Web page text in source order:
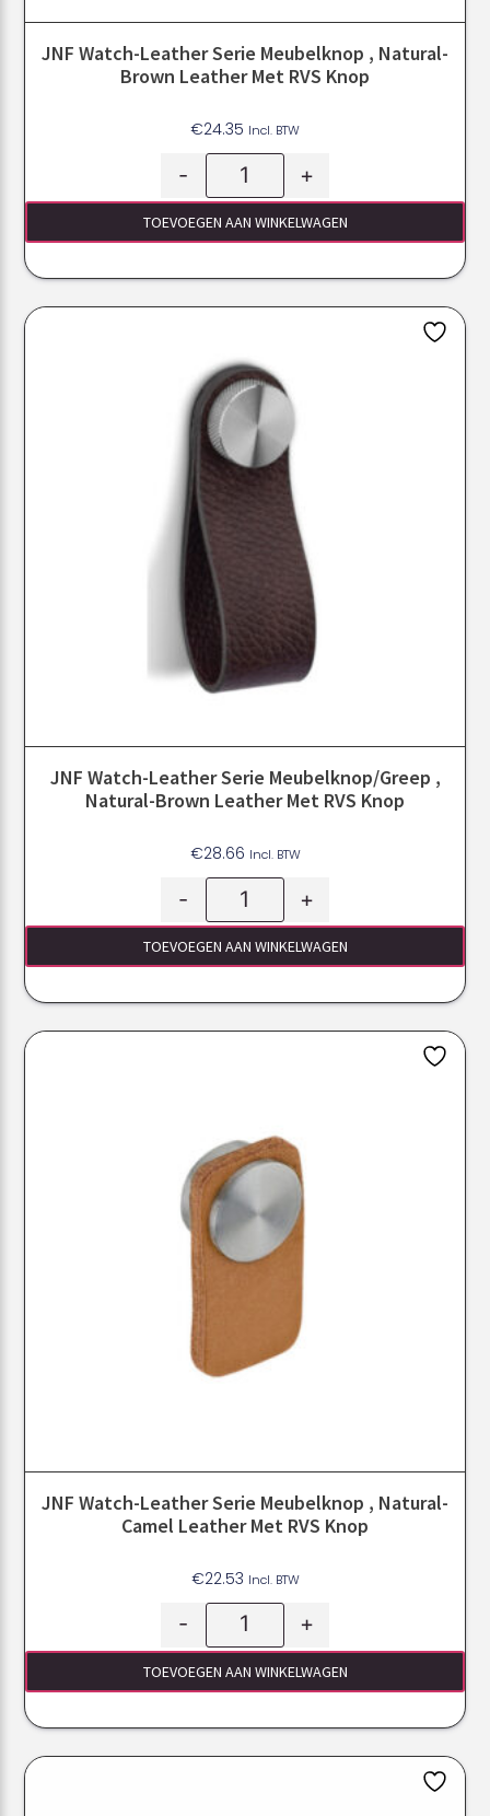
JNF Watch-Leather Serie Meubelknop , Natural-
Brown Leather Met RVS Knop
€24.35 Incl. BTW
- +
TOEVOEGEN AAN WINKELWAGEN
JNF Watch-Leather Serie Meubelknop/greep ,
Natural-Brown Leather Met RVS Knop
€28.66 Incl. BTW
- +
TOEVOEGEN AAN WINKELWAGEN
JNF Watch-Leather Serie Meubelknop , Natural-
Camel Leather Met RVS Knop
€22.53 Incl. BTW
- +
TOEVOEGEN AAN WINKELWAGEN